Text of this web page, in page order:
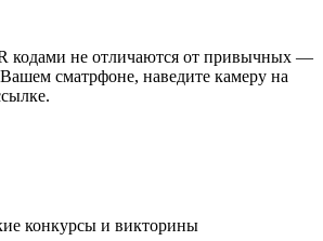
кодами не отличаются от привычных —
сматрфоне, наведите камеру на
конкурсы и викторины